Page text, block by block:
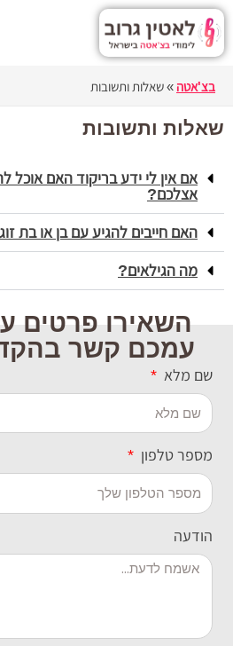
דילוג
לתוכן
בצ'אטה »שאלות ותשובות
שאלות ותשובות
אם אין לי ידע בריקוד האם אוכל
אצלכם?
האם חייבים להגיע עם בן או בת
מה הגילאים?
השאירו פרטים
עמכם קשר
שם מלא
מספר טלפון
הודעה